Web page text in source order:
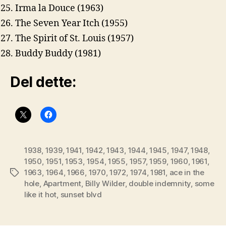
Irma la Douce (1963)
The Seven Year Itch (1955)
The Spirit of St. Louis (1957)
Buddy Buddy (1981)
Del dette:
Stikkord
1938, 1939, 1941, 1942, 1943, 1944, 1945, 1947, 1948,
1950, 1951, 1953, 1954, 1955, 1957, 1959, 1960, 1961,
1963, 1964, 1966, 1970, 1972, 1974, 1981, ace in the
hole, Apartment, Billy Wilder, double indemnity, some
like it hot, sunset blvd